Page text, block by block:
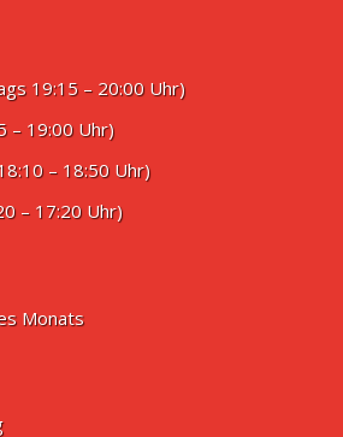
19:15 – 20:00 Uhr)
– 19:00 Uhr)
– 18:50 Uhr)
– 17:20 Uhr)
Monats